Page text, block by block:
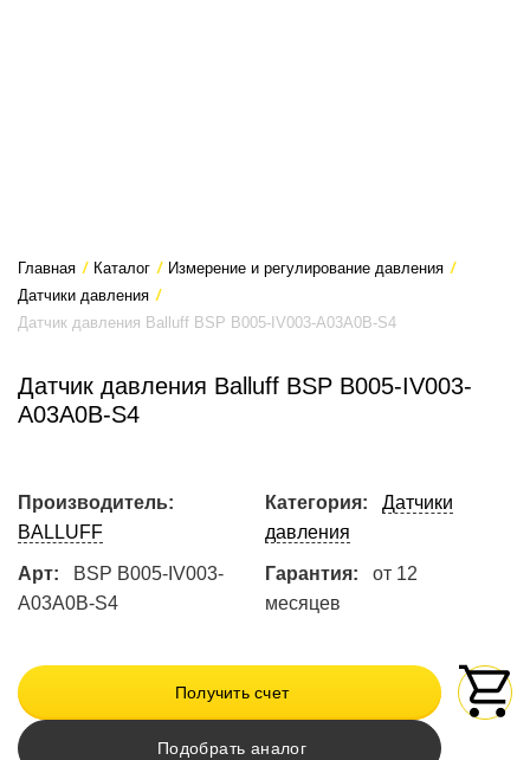
Главная / Каталог / Измерение и регулирование давления /
Датчики давления /
Датчик давления Balluff BSP B005-IV003-A03A0B-S4
Датчик давления Balluff BSP B005-IV003-
A03A0B-S4
Производитель:
BALLUFF
Категория:
Датчики
давления
Арт:
BSP B005-IV003-
A03A0B-S4
Гарантия:
от 12
месяцев
Получить счет
Подобрать аналог